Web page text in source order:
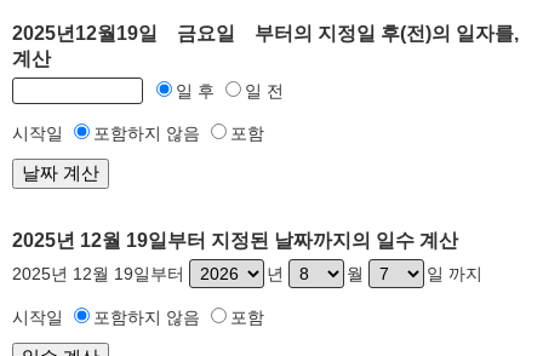
2025년12월19일 금요일 부터의 지정일 후(전)의 일자를,
계산
일 후 일 전
시작일 포함하지 않음 포함
2025년 12월 19일부터 지정된 날짜까지의 일수 계산
2025년 12월 19일부터 년 월 일 까지
시작일 포함하지 않음 포함